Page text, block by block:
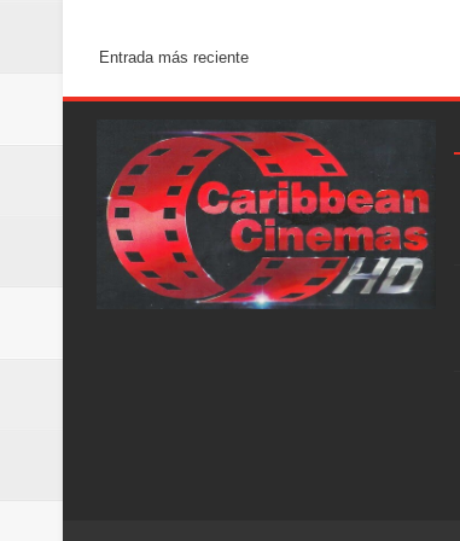
Entrada más reciente